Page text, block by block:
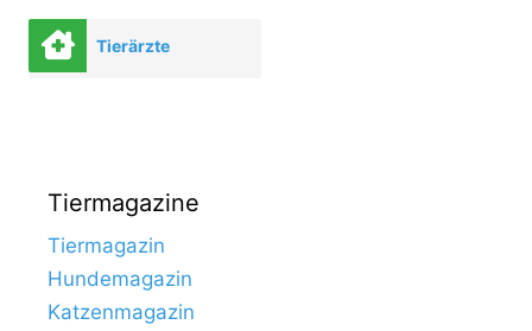
Tierärzte
Tiermagazine
Tiermagazin
Hundemagazin
Katzenmagazin